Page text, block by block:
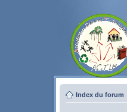
Index du forum